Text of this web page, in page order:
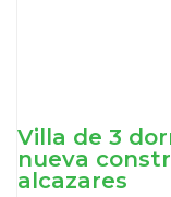
Villa de 3
nueva
alcazares